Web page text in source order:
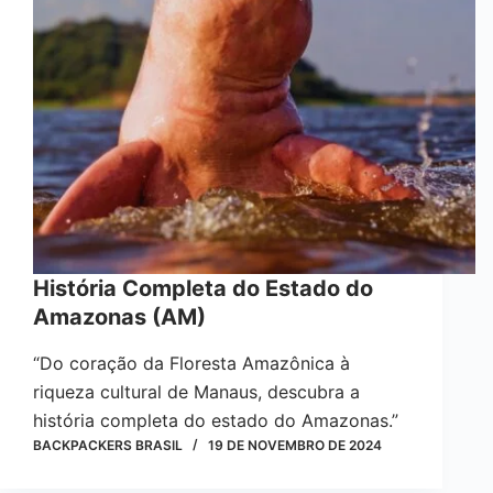
História Completa do Estado do
Amazonas (AM)
“Do coração da Floresta Amazônica à
riqueza cultural de Manaus, descubra a
história completa do estado do Amazonas.”
BACKPACKERS BRASIL 19 DE NOVEMBRO DE 2024